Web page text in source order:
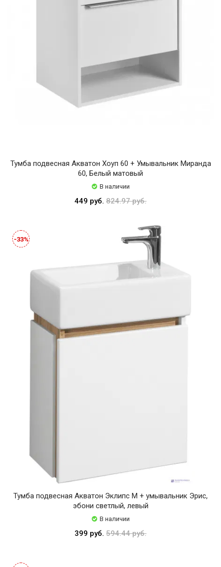
Тумба подвесная Акватон Хоуп 60 + Умывальник Миранда
60, Белый матовый
В наличии
449 руб. 824.97 руб.
-33%
Тумба подвесная Акватон Эклипс М + умывальник Эрис,
эбони светлый, левый
В наличии
399 руб. 594.44 руб.